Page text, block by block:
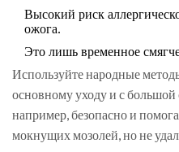
Высокий риск
ожога.
Это лишь временное
Используйте народные
основному уходу и с
например, безопасно и
мокнущих мозолей, но не